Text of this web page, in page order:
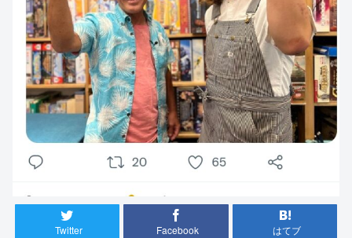
Twitter Facebook はてブ